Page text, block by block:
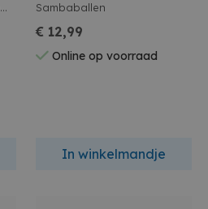
Sambaballen
€ 12,99
Online op voorraad
In winkelmandje